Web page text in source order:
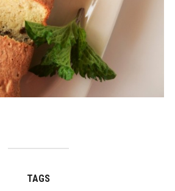
TAGS